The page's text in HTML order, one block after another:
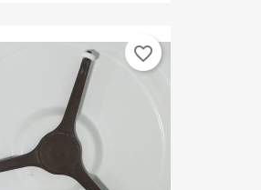
favorite_border